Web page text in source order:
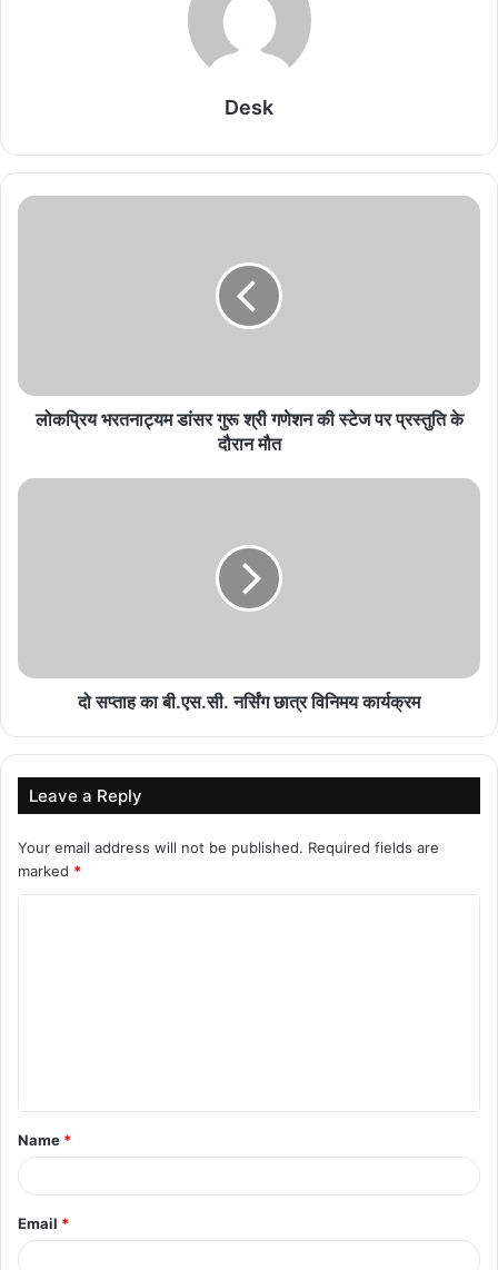
रिटायर्ड लेफ्टिनेंट जनरल नरेंद्र कोटवाल बने AIIMS भोपाल
के नए एग्जीक्यूटिव डायरेक्टर, संभालेंगे जिम्मेदारी
केंद्रीय मंत्री शेखावत बोले- साझी संस्कृति, शांति और सम्मान
से जुड़े हैं BRICS देश
बनतारा रेस्टोरेंट में परोसी जा रही थी अवैध शराब, देर रात
आबकारी टीम ने मारा छापा
August 8, 2026
August 8, 2026
भोपाल में व्यावसायिक गतिविधियों पर सुप्रीम कोर्ट सख्त: केवल
Desk
लोकप्रिय भरतनाट्यम डांसर गुरू श्री गणेशन की स्टेज पर प्रस्तुति के
दौरान मौत
दो सप्ताह का बी.एस.सी. नर्सिंग छात्र विनिमय कार्यक्रम
Leave a Reply
Your email address will not be published. Required fields are
marked *
t
*
Name *
Email *